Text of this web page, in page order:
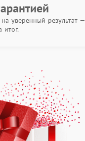
уверенный результат —
итог.